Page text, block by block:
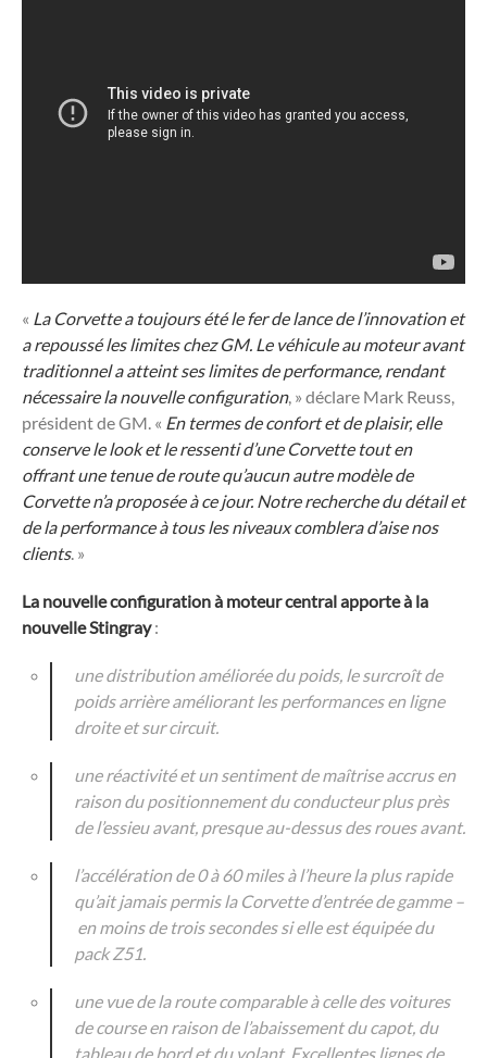
« La Corvette a toujours été le fer de lance de l’innovation et
a repoussé les limites chez GM. Le véhicule au moteur avant
traditionnel a atteint ses limites de performance, rendant
nécessaire la nouvelle configuration, » déclare Mark Reuss,
président de GM. « En termes de confort et de plaisir, elle
conserve le look et le ressenti d’une Corvette tout en
offrant une tenue de route qu’aucun autre modèle de
Corvette n’a proposée à ce jour. Notre recherche du détail et
de la performance à tous les niveaux comblera d’aise nos
clients. »
La nouvelle configuration à moteur central apporte à la
nouvelle Stingray:
une distribution améliorée du poids, le surcroît de
poids arrière améliorant les performances en ligne
droite et sur circuit.
une réactivité et un sentiment de maîtrise accrus en
raison du positionnement du conducteur plus près
de l’essieu avant, presque au-dessus des roues avant.
l’accélération de 0 à 60 miles à l’heure la plus rapide
qu’ait jamais permis la Corvette d’entrée de gamme –
en moins de trois secondes si elle est équipée du
pack Z51.
une vue de la route comparable à celle des voitures
de course en raison de l’abaissement du capot, du
tableau de bord et du volant. Excellentes lignes de